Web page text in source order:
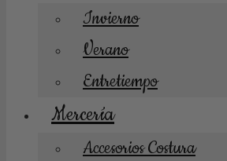
Invierno
Verano
Entretiempo
Mercería
Accesorios Costura